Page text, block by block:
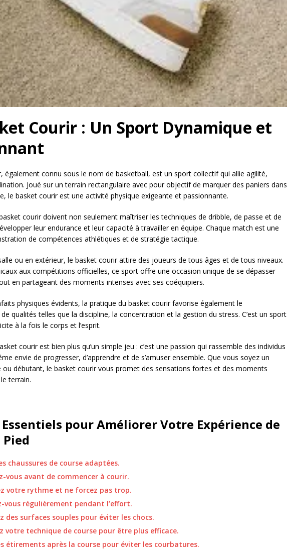
Courir : Un Sport Dynamique et
également connu sous le nom de basketball, est un sport collectif qui allie agilité,
Joué sur un terrain rectangulaire avec pour objectif de marquer des paniers dans
le basket courir est une activité physique exigeante et passionnante.
courir doivent non seulement maîtriser les techniques de dribble, de passe et de
leur endurance et leur capacité à travailler en équipe. Chaque match est une
de compétences athlétiques et de stratégie tactique.
ou en extérieur, le basket courir attire des joueurs de tous âges et de tous niveaux.
aux compétitions officielles, ce sport offre une occasion unique de se dépasser
en partageant des moments intenses avec ses coéquipiers.
physiques évidents, la pratique du basket courir favorise également le
qualités telles que la discipline, la concentration et la gestion du stress. C’est un sport
à la fois le corps et l’esprit.
courir est bien plus qu’un simple jeu : c’est une passion qui rassemble des individus
envie de progresser, d’apprendre et de s’amuser ensemble. Que vous soyez un
ou débutant, le basket courir vous promet des sensations fortes et des moments
terrain.
pour Améliorer Votre Expérience de
Pied
chaussures de course adaptées.
vous avant de commencer à courir.
votre rythme et ne forcez pas trop.
vous régulièrement pendant l’effort.
des surfaces souples pour éviter les chocs.
votre technique de course pour être plus efficace.
étirements après la course pour éviter les courbatures.